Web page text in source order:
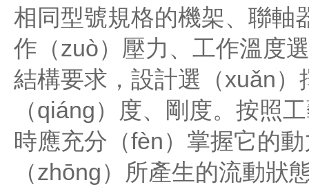
相同型號規格的機架、聯軸
作（zuò）壓力、工作溫度
結構要求，設計選（xuǎn
（qiáng）度、剛度。按照
時應充分（fèn）掌握它的
（zhōng）所產生的流動